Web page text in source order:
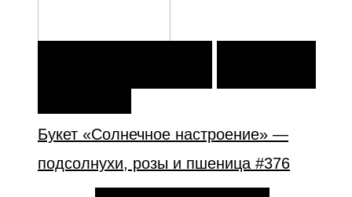
Букет «Солнечное настроение» —
подсолнухи, розы и пшеница #376